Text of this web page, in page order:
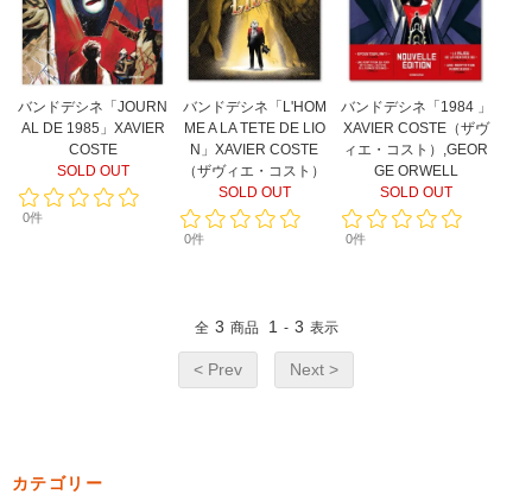
バンドデシネ「JOURN
AL DE 1985」XAVIER
COSTE
SOLD OUT
0件
バンドデシネ「L'HOM
ME A LA TETE DE LIO
N」XAVIER COSTE
（ザヴィエ・コスト）
SOLD OUT
0件
バンドデシネ「1984 」
XAVIER COSTE（ザヴ
ィエ・コスト）,GEOR
GE ORWELL
SOLD OUT
0件
全 3 商品 1 - 3 表示
< Prev Next >
カテゴリー